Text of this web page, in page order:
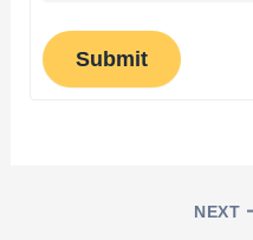
Submit
NEXT